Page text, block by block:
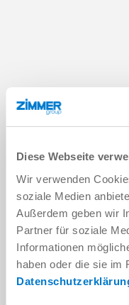
Diese Webseite
Wir verwenden
soziale Medien
Außerdem geben wir
Partner für soziale
Informationen
haben oder die sie im